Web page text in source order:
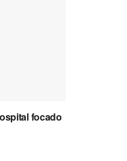
focado